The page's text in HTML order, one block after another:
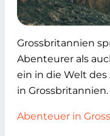
Grossbritannien
Abenteurer als
ein in die Welt
in Grossbritannien.
Abenteuer in